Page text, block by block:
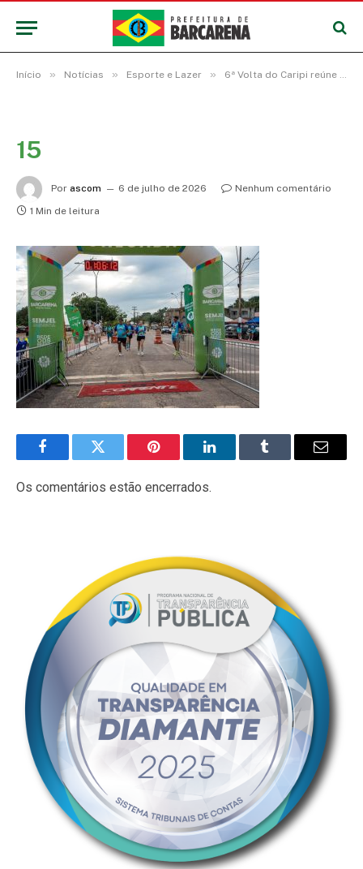
Início » Notícias » Esporte e Lazer » 6ª Volta do Caripi reúne 500 atletas e abre programação esportiva de verão em Barcarena
15
Por ascom 6 de julho de 2026
Nenhum comentário
1 Min de leitura
FacebookTwitter Pinterest LinkedInTumblr
E-
Os comentários estão encerrados.